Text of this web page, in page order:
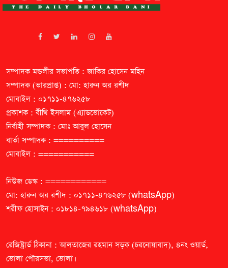
সম্পাদক মন্ডলীর সভাপতি : জাকির হোসেন মহিন
সম্পাদক (ভারপ্রাপ্ত) : মো: হারুন অর রশীদ
মোবাইল : ০১৭১১-৪৭৬২৫৮
প্রকাশক : বীথি ইসলাম (এ্যাডভোকেট)
নির্বাহী সম্পাদক : মোঃ আবুল হোসেন
বার্তা সম্পাদক : ==========
মোবাইল : ===========
নিউজ ডেস্ক : ============
মো: হারুন অর রশীদ : ০১৭১১-৪৭৬২৫৮ (whatsApp)
শরীফ হোসাইন : ০১৮১৪-৭৯৪৬১৮ (whatsApp)
রেজিষ্ট্রার্ড ঠিকানা : আলতাজের রহমান সড়ক (চরনোয়াবাদ), ৪নং ওয়ার্ড,
ভোলা পৌরসভা, ভোলা।